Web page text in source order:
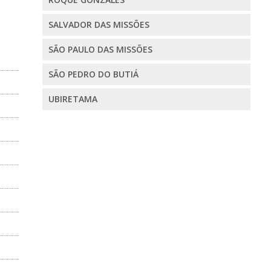
SALVADOR DAS MISSÕES
SÃO PAULO DAS MISSÕES
SÃO PEDRO DO BUTIÁ
UBIRETAMA